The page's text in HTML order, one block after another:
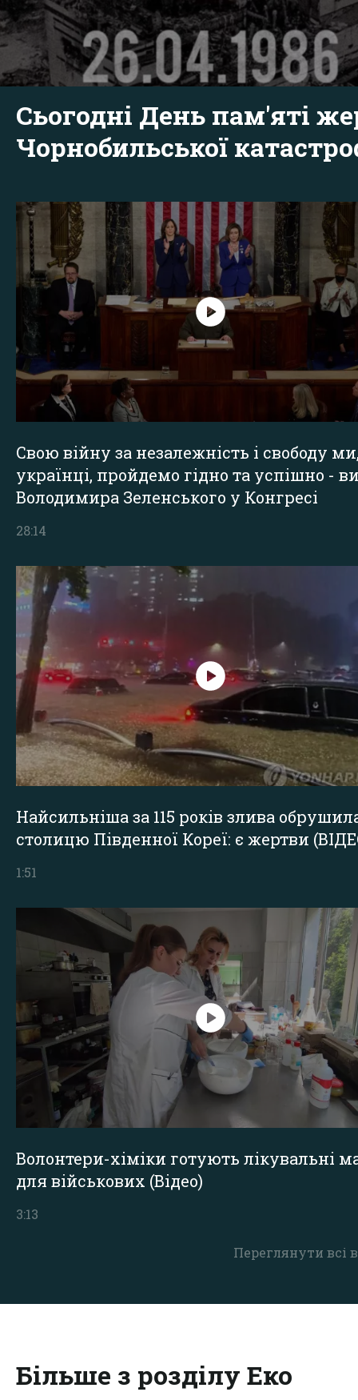
Переглянути всі
Сьогодні День пам'яті
Чорнобильської
Свою війну за незалежність і свободу
українці, пройдемо гідно та успішно -
Володимира Зеленського у Конгресі
28:14
Найсильніша за 115 років злива
столицю Південної Кореї: є жертви
1:51
Волонтери-хіміки готують лікувальні
для військових (Відео)
3:13
Більше з розділу Еко